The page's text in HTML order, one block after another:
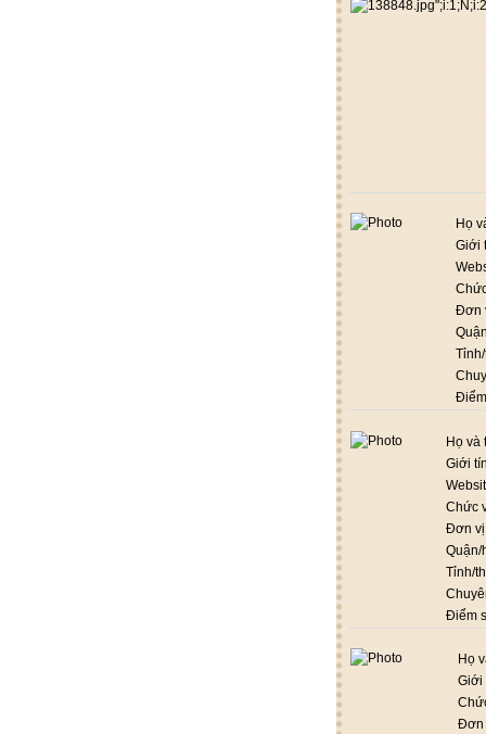
Họ
Giới
Đơn
Họ và
Giới
Chức
Đơn vị
Quận/
Tỉnh/
Điểm
Họ
Giới
Đơn